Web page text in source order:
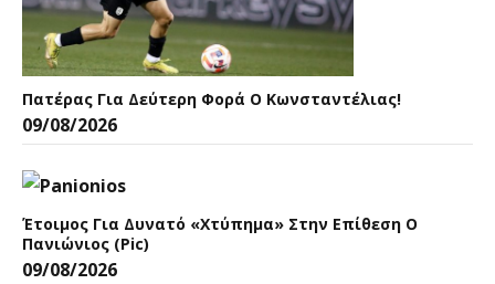
Πατέρας Για Δεύτερη Φορά Ο Κωνσταντέλιας!
09/08/2026
Έτοιμος Για Δυνατό «χτύπημα» Στην Επίθεση Ο
Πανιώνιος (pic)
09/08/2026